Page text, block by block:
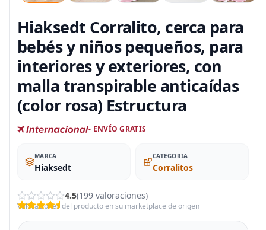
Hiaksedt Corralito, cerca para
bebés y niños pequeños, para
interiores y exteriores, con
malla transpirable anticaídas
(color rosa) Estructura
- ENVÍO GRATIS
MARCA
Hiaksedt
CATEGORIA
Corralitos
4.5(199 valoraciones)
Valoraciones del producto en su marketplace de origen